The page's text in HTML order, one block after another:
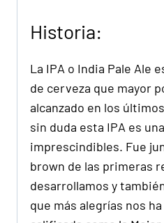
Historia:
La IPA o India Pale Ale
de cerveza que mayor
alcanzado en los
sin duda esta IPA es
imprescindibles. Fue
brown de las primeras
desarrollamos y
que más alegrías nos